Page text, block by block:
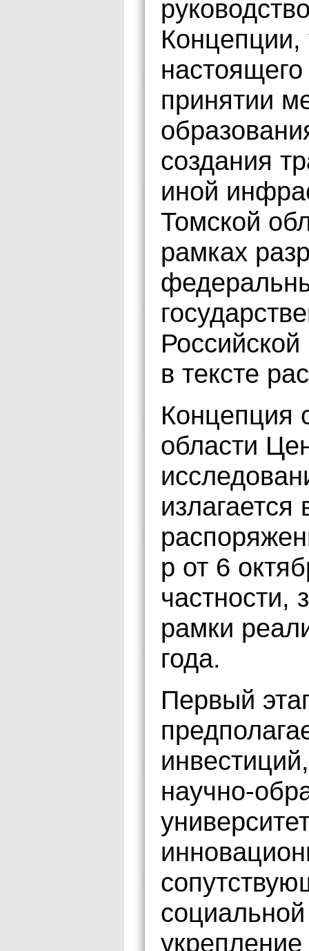
Концепции,
принятии
создания
иной
Томской
рамках
в тексте
Концепция
области
р от 6
частности,
рамки
года.
Первый
научно-